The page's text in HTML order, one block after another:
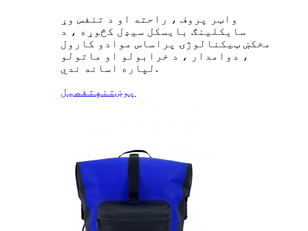
واټر پروف ، راحته او د تنفس وړ
سایکلینګ بایسکل سیډل کڅوړه ، د
مخکښ ټیکنالوژۍ پراساس موادو کارول
، دوامدار ، د خرابولو او ماتولو
لپاره اسانه ندي.
پوښتنه تفصیل